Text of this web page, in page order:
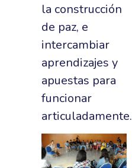
la construcción
de paz, e
intercambiar
aprendizajes y
apuestas para
funcionar
articuladamente.